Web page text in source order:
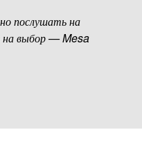
послушать на
на выбор — Mesa